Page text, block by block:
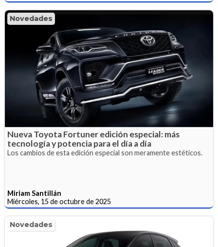
Novedades
Nueva Toyota Fortuner edición especial: más
tecnología y potencia para el día a día
Los cambios de esta edición especial son meramente estéticos.
Miriam Santillán
Miércoles, 15 de octubre de 2025
Novedades